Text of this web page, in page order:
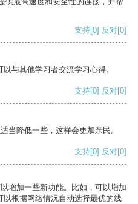
支持[0] 反对[0]
与其他学习者交流学习心得。
支持[0] 反对[0]
当降低一些，这样会更加亲民。
支持[0] 反对[0]
增加一些新功能。比如，可以增加
根据网络情况自动选择最优的线